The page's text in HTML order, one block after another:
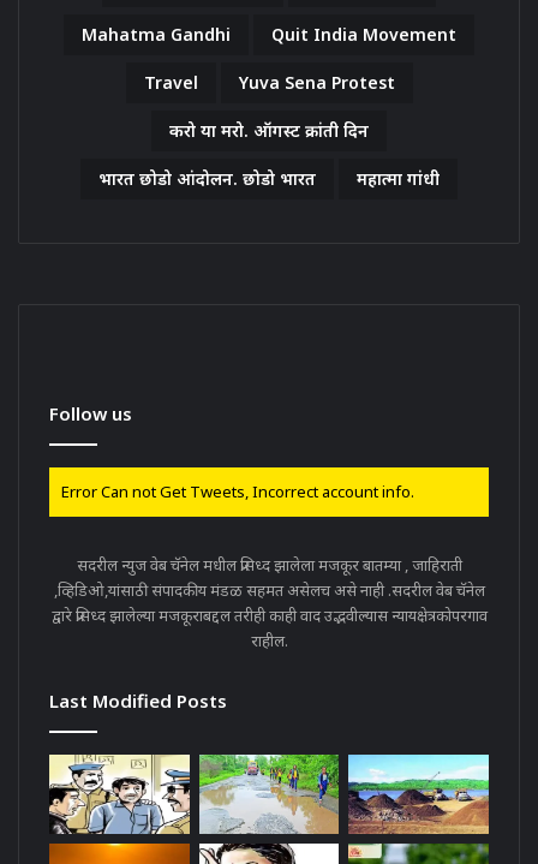
Mahatma Gandhi Quit India Movement
Travel Yuva Sena Protest
करो या मरो. ऑगस्ट क्रांती दिन
भारत छोडो आंदोलन. छोडो भारत महात्मा गांधी
Follow us
Error Can not Get Tweets, Incorrect account info.
सदरील न्युज वेब चॅनेल मधील प्रसिध्द झालेला मजकूर बातम्या , जाहिराती
,व्हिडिओ,यांसाठी संपादकीय मंडळ सहमत असेलच असे नाही .सदरील वेब चॅनेल
द्वारे प्रसिध्द झालेल्या मजकूराबद्दल तरीही काही वाद उद्भवील्यास न्यायक्षेत्रकोपरगाव
राहील.
Last Modified Posts